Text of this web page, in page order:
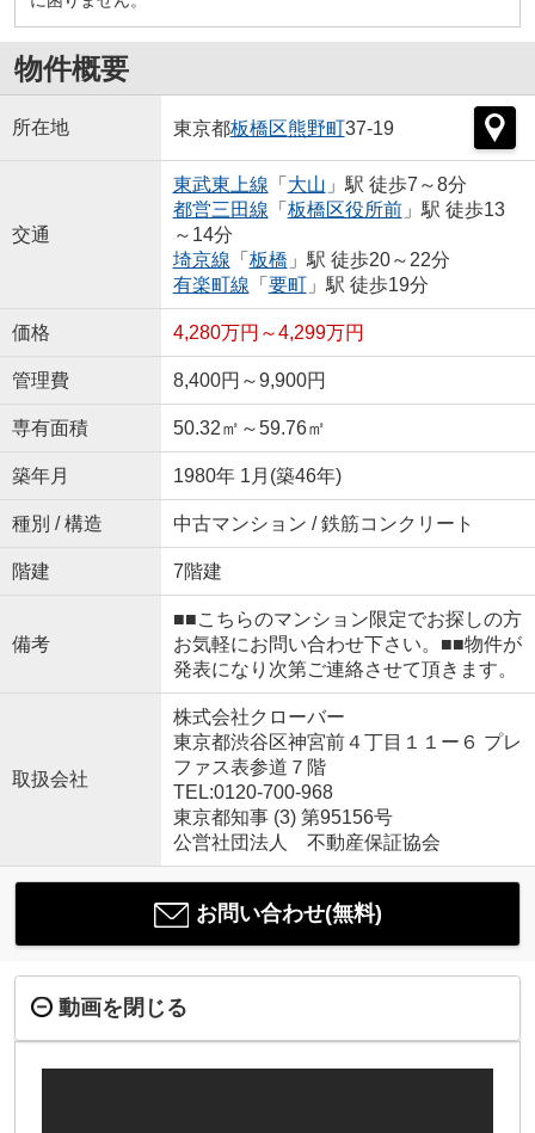
物件概要
所在地 東京都板橋区熊野町37-19
交通
東武東上線 「 大山 」駅 徒歩7～8分
都営三田線 「 板橋区役所前」駅 徒歩13
～14分
埼京線 「 板橋 」駅 徒歩20～22分
有楽町線 「 要町」駅 徒歩19分
価格 4,280万円～4,299万円
管理費 8,400円～9,900円
専有面積 50.32㎡～59.76㎡
築年月 1980年 1月(築46年)
種別 / 構造 中古マンション / 鉄筋コンクリート
階建 7階建
備考
■■こちらのマンション限定でお探しの方
お気軽にお問い合わせ下さい。■■物件が
発表になり次第ご連絡させて頂きます。
取扱会社
株式会社クローバー
東京都渋谷区神宮前４丁目１１ー６ プレ
ファス表参道７階
TEL:0120-700-968
東京都知事 (3) 第95156号
公営社団法人 不動産保証協会
お問い合わせ(無料)
動画を閉じる